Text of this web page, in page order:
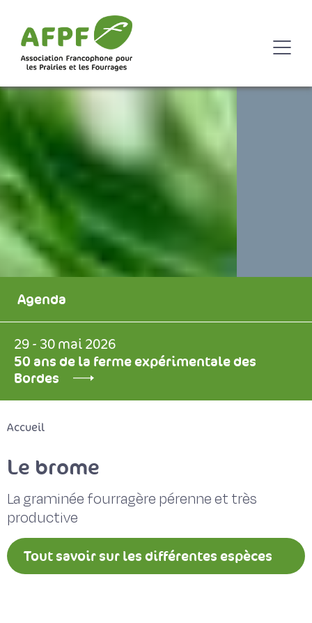
Agenda
29 - 30 mai 2026
50 ans de la ferme expérimentale des
Bordes
Accueil
Le brome
La graminée fourragère pérenne et très
productive
Tout savoir sur les différentes espèces